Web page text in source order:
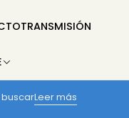
TRANSMISIÓN
Leer más